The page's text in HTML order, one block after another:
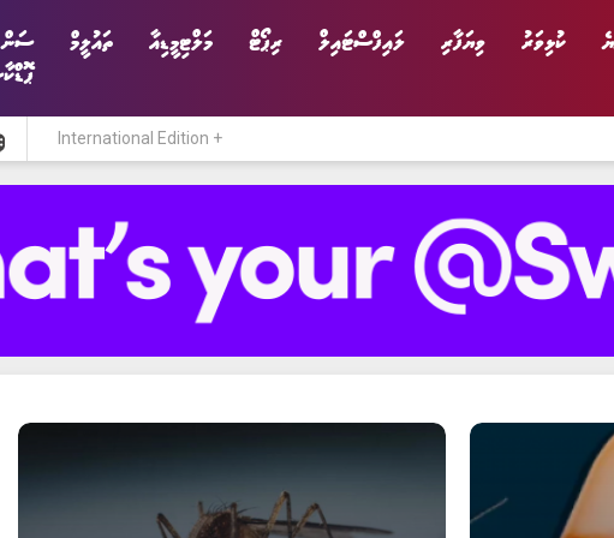
ކުޅިވަރު ވިޔަފާރި ލައިފްސްޓައިލް ރިޕޯޓް މަލްޓިމީޑިއާ ތައުލީމް
ސަން
ލައިފްސްޓައިލް
International Edition +